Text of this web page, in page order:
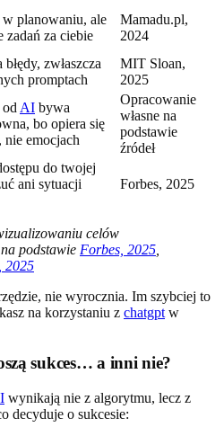
w planowaniu, ale
zadań za ciebie
Mamadu.pl,
2024
błędy, zwłaszcza
promptach
MIT Sloan,
2025
od AI bywa
bo opiera się
nie emocjach
Opracowanie
własne na
podstawie
źródeł
do twojej
ani sytuacji
Forbes, 2025
celów
podstawie Forbes, 2025
2025
nie wyrocznia. Im szybciej to
na korzystaniu z chatgpt w
sukces… a inni nie?
wynikają nie z algorytmu, lecz z
decyduje o sukcesie: